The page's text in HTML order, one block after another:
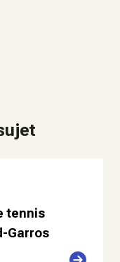
tennis
Garros